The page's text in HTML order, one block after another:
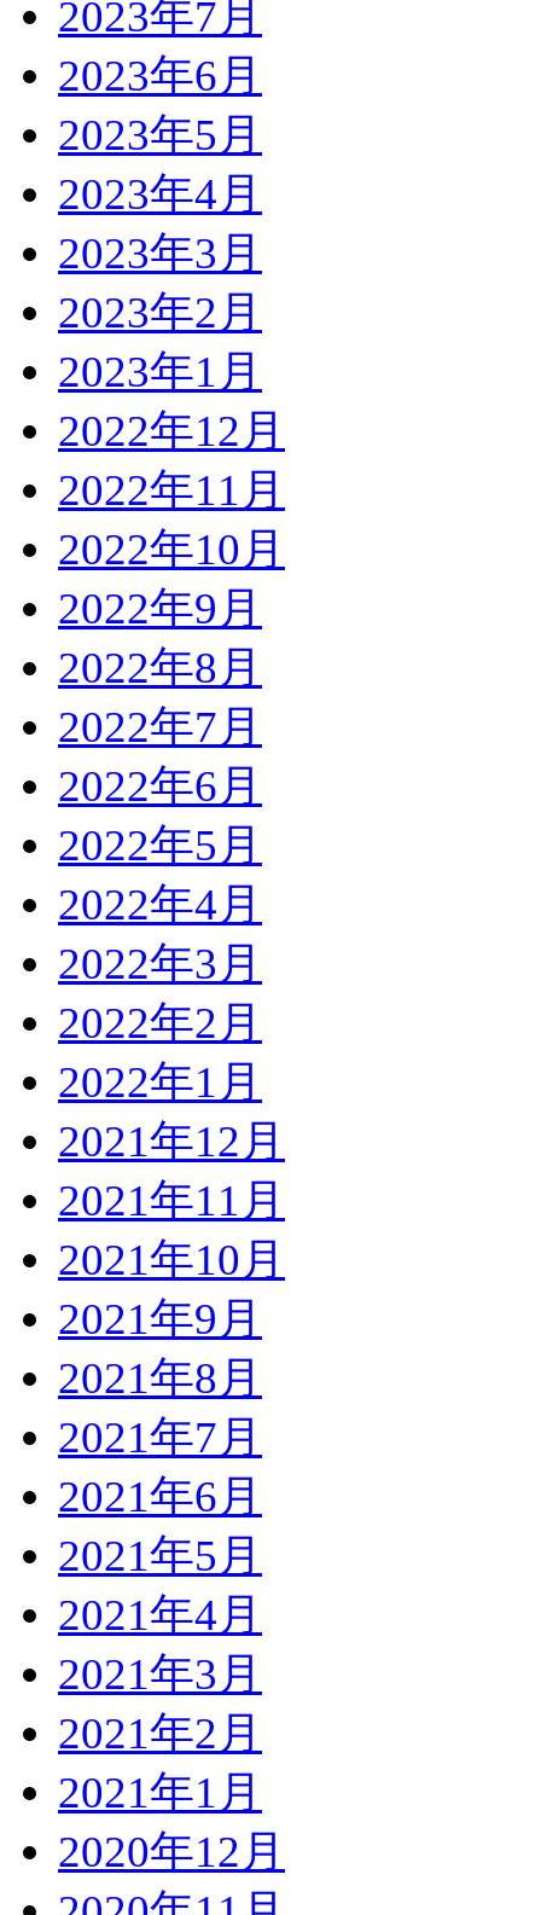
2023年7月
2023年6月
2023年5月
2023年4月
2023年3月
2023年2月
2023年1月
2022年12月
2022年11月
2022年10月
2022年9月
2022年8月
2022年7月
2022年6月
2022年5月
2022年4月
2022年3月
2022年2月
2022年1月
2021年12月
2021年11月
2021年10月
2021年9月
2021年8月
2021年7月
2021年6月
2021年5月
2021年4月
2021年3月
2021年2月
2021年1月
2020年12月